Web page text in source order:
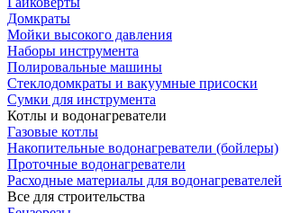
Домкраты
Мойки высокого давления
Наборы инструмента
Полировальные машины
Стеклодомкраты и вакуумные присоски
Сумки для инструмента
Котлы и водонагреватели
Газовые котлы
Накопительные водонагреватели (бойлеры)
Проточные водонагреватели
Расходные материалы для водонагревателей
Все для строительства